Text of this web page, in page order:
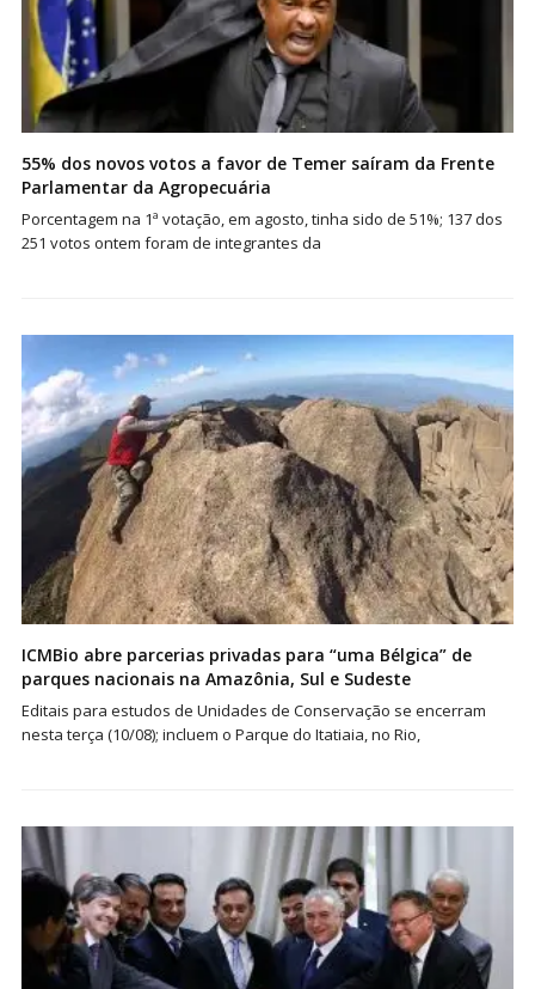
55% dos novos votos a favor de Temer saíram da Frente
Parlamentar da Agropecuária
Porcentagem na 1ª votação, em agosto, tinha sido de 51%; 137 dos
251 votos ontem foram de integrantes da
ICMBio abre parcerias privadas para “uma Bélgica” de
parques nacionais na Amazônia, Sul e Sudeste
Editais para estudos de Unidades de Conservação se encerram
nesta terça (10/08); incluem o Parque do Itatiaia, no Rio,